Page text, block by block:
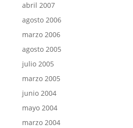
abril 2007
agosto 2006
marzo 2006
agosto 2005
julio 2005
marzo 2005
junio 2004
mayo 2004
marzo 2004